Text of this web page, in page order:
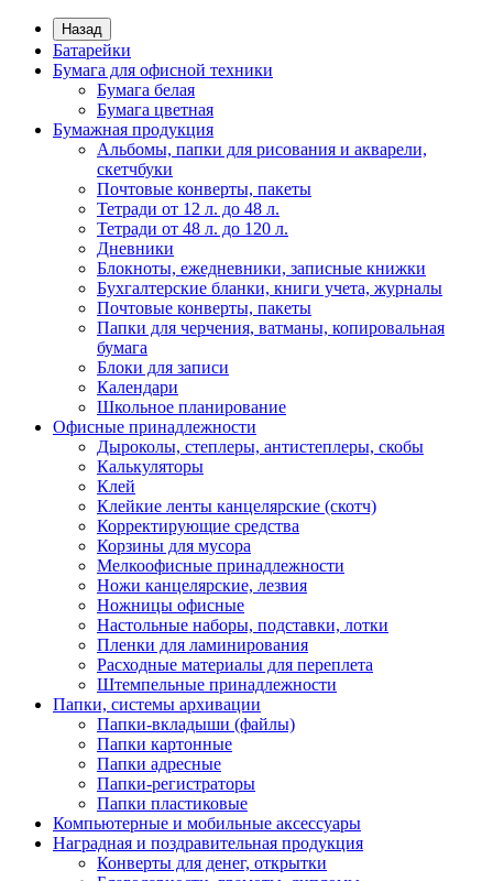
Назад
Батарейки
Бумага для офисной техники
Бумага белая
Бумага цветная
Бумажная продукция
Альбомы, папки для рисования и акварели,
скетчбуки
Почтовые конверты, пакеты
Тетради от 12 л. до 48 л.
Тетради от 48 л. до 120 л.
Дневники
Блокноты, ежедневники, записные книжки
Бухгалтерские бланки, книги учета, журналы
Почтовые конверты, пакеты
Папки для черчения, ватманы, копировальная
бумага
Блоки для записи
Календари
Школьное планирование
Офисные принадлежности
Дыроколы, степлеры, антистеплеры, скобы
Калькуляторы
Клей
Клейкие ленты канцелярские (скотч)
Корректирующие средства
Корзины для мусора
Мелкоофисные принадлежности
Ножи канцелярские, лезвия
Ножницы офисные
Настольные наборы, подставки, лотки
Пленки для ламинирования
Расходные материалы для переплета
Штемпельные принадлежности
Папки, системы архивации
Папки-вкладыши (файлы)
Папки картонные
Папки адресные
Папки-регистраторы
Папки пластиковые
Компьютерные и мобильные аксессуары
Наградная и поздравительная продукция
Конверты для денег, открытки